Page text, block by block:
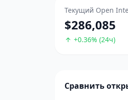
Текущий Open
$286,085
+0.36% (24ч)
Сравнить